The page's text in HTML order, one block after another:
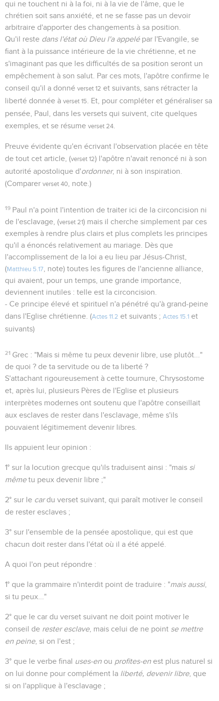
qui ne touchent ni à la foi, ni à la vie de l'âme, que le
chrétien soit sans anxiété, et ne se fasse pas un devoir
arbitraire d'apporter des changements à sa position.
Qu'il reste dans l'état où Dieu l'a appelépar l'Evangile, se
fiant à la puissance intérieure de la vie chrétienne, et ne
s'imaginant pas que les difficultés de sa position seront un
empêchement à son salut. Par ces mots, l'apôtre confirme le
conseil qu'il a donné verset 12 et suivants, sans rétracter la
liberté donnée à verset 15
. Et, pour compléter et généraliser sa
pensée, Paul, dans les versets qui suivent, cite quelques
exemples, et se résume verset 24
Preuve évidente qu'en écrivant l'observation placée en tête
de tout cet article, (verset 12) l'apôtre n'avait renoncé ni à son
autorité apostolique d'ordonner, ni à son inspiration.
(Comparer verset 40 , note.)
19 Paul n'a point l'intention de traiter ici de la circoncision ni
de l'esclavage, (verset 21) mais il cherche simplement par ces
exemples à rendre plus clairs et plus complets les principes
qu'il a énoncés relativement au mariage. Dès que
l'accomplissement de la loi a eu lieu par Jésus-Christ,
(Matthieu 5.17
, note) toutes les figures de l'ancienne alliance,
qui avaient, pour un temps, une grande importance,
deviennent inutiles : telle est la circoncision.
- Ce principe élevé et spirituel n'a pénétré qu'à grand-peine
dans l'Eglise chrétienne. (Actes 11.2 et suivants ; Actes 15.1 et
suivants)
21 Grec : "Mais si même tu peux devenir libre, use plutôt..."
de quoi ? de ta servitude ou de ta liberté ?
S'attachant rigoureusement à cette tournure, Chrysostome
et, après lui, plusieurs Pères de l'Eglise et plusieurs
interprètes modernes ont soutenu que l'apôtre conseillait
aux esclaves de rester dans l'esclavage, même s'ils
pouvaient légitimement devenir libres.
Ils appuient leur opinion :
1° sur la locution grecque qu'ils traduisent ainsi : "mais si
mêmetu peux devenir libre ;"
2° sur le cardu verset suivant, qui paraît motiver le conseil
de rester esclaves ;
3° sur l'ensemble de la pensée apostolique, qui est que
chacun doit rester dans l'état où il a été appelé.
A quoi l'on peut répondre :
1° que la grammaire n'interdit point de traduire : "mais aussi,
si tu peux..."
2° que le car du verset suivant ne doit point motiver le
conseil de rester esclave, mais celui de ne point se mettre
en peine, si on l'est ;
3° que le verbe final uses-en ou profites-en est plus naturel si
on lui donne pour complément la liberté, devenir libre, que
si on l'applique à l'esclavage ;